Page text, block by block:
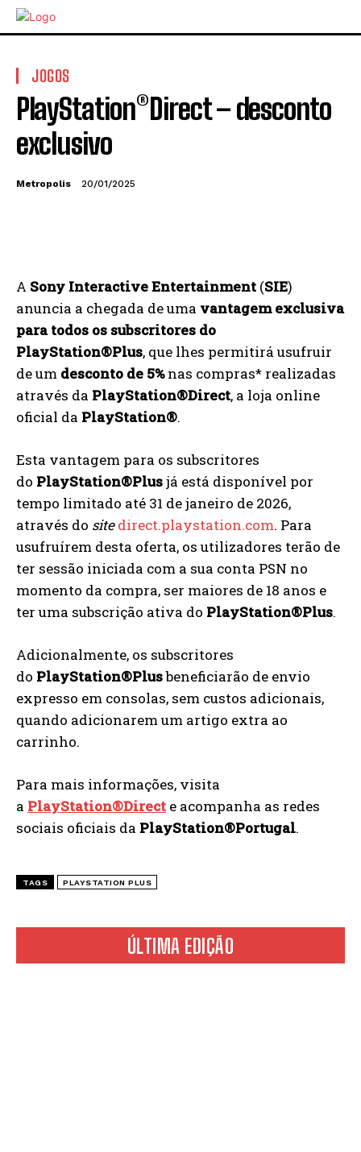
ÚLTIMA EDIÇÃO
JOGOS
PlayStation®Direct – desconto
exclusivo
Metropolis 20/01/2025
A Sony Interactive Entertainment (SIE)
anuncia a chegada de uma vantagem exclusiva
para todos os subscritores do
PlayStation®Plus, que lhes permitirá usufruir
de um desconto de 5%nas compras* realizadas
através da PlayStation®Direct, a loja online
oficial da PlayStation®.
Esta vantagem para os subscritores
do PlayStation®Plusjá está disponível por
tempo limitado até 31 de janeiro de 2026,
através do site direct.playstation.com. Para
usufruírem desta oferta, os utilizadores terão de
ter sessão iniciada com a sua conta PSN no
momento da compra, ser maiores de 18 anos e
ter uma subscrição ativa do PlayStation®Plus.
Adicionalmente, os subscritores
do PlayStation®Plusbeneficiarão de envio
expresso em consolas, sem custos adicionais,
quando adicionarem um artigo extra ao
carrinho.
Para mais informações, visita
a PlayStation®Direct e acompanha as redes
sociais oficiais da PlayStation®Portugal.
TAGS PLAYSTATION PLUS